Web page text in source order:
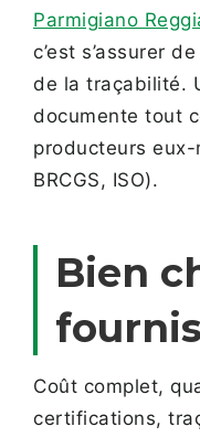
Parmigiano
c’est s’assurer
de la traçabilité.
documente tout
producteurs
BRCGS, ISO).
Bien
Coût complet,
certifications,